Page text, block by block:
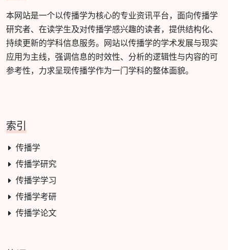
本网站是一个以传播学为核心的专业资讯平台，面向传播学
研究者、在读学生及对传播学感兴趣的读者，提供结构化、
持续更新的学科信息服务。网站以传播学的学术发展与现实
应用为主线，强调信息的时效性、分析的逻辑性与内容的可
参考性，力求呈现传播学作为一门学科的整体面貌。
索引
传播学
传播学研究
传播学学习
传播学考研
传播学论文